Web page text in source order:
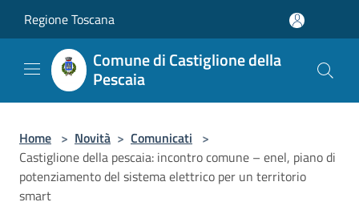
Regione Toscana
Comune di Castiglione della
Pescaia
Home > Novità > Comunicati >
Castiglione della pescaia: incontro comune – enel, piano di
potenziamento del sistema elettrico per un territorio
smart